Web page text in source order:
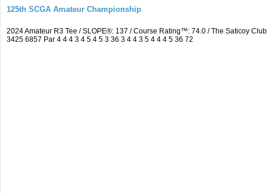
125th SCGA Amateur Championship
2024 Amateur R3 Tee / SLOPE®: 137 / Course Rating™: 74.0 / The Saticoy
3425 6857 Par 4 4 4 3 4 5 4 5 3 36 3 4 4 3 5 4 4 4 5 36 72